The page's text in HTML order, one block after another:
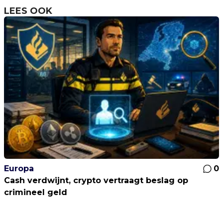
LEES OOK
Europa
0
Cash verdwijnt, crypto vertraagt beslag op
crimineel geld